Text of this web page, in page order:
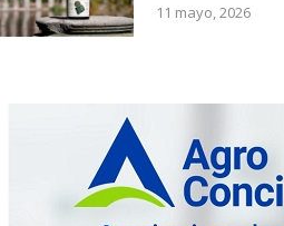
11 mayo, 2026